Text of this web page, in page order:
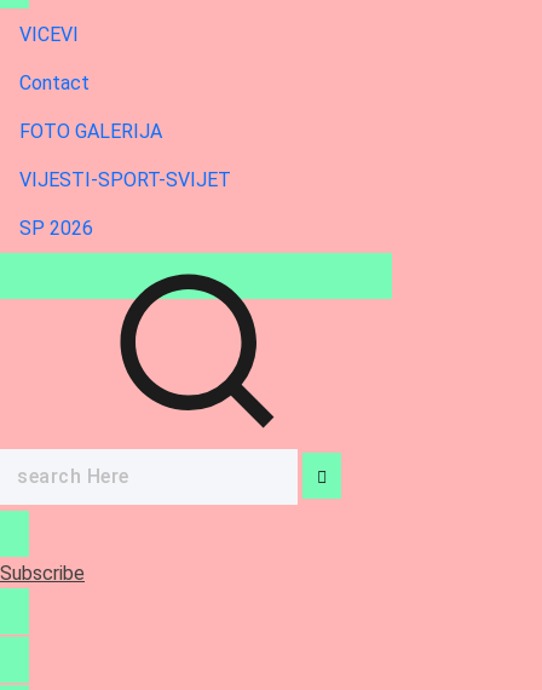
VICEVI
Contact
FOTO GALERIJA
VIJESTI-SPORT-SVIJET
SP 2026
for:
Subscribe